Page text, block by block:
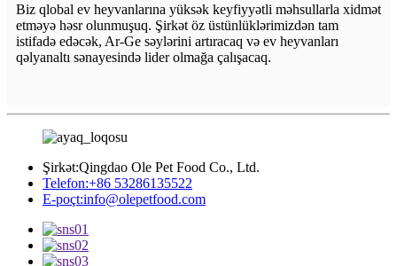
Biz qlobal ev heyvanlarına yüksək keyfiyyətli məhsullarla xidmət
etməyə həsr olunmuşuq. Şirkət öz üstünlüklərimizdən tam
istifadə edəcək, Ar-Ge səylərini artıracaq və ev heyvanları
qəlyanaltı sənayesində lider olmağa çalışacaq.
Şirkət:Qingdao Ole Pet Food Co., Ltd.
Telefon:+86 53286135522
E-poçt:info@olepetfood.com